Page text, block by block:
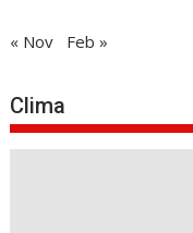
« Nov Feb »
Clima